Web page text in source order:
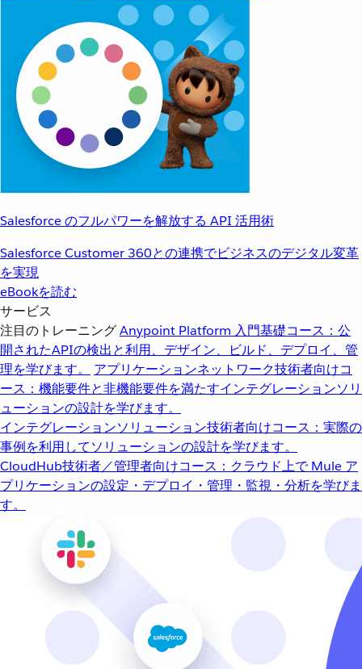
Salesforce のフルパワーを解放する API 活用術
Salesforce Customer 360との連携でビジネスのデジタル変革
を実現
eBookを読む
サービス
注目のトレーニングAnypoint Platform 入門基礎コース：公
開されたAPIの検出と利用、デザイン、ビルド、デプロイ、管
理を学びます。
アプリケーションネットワーク技術者向けコ
ース：機能要件と非機能要件を満たすインテグレーションソリ
ューションの設計を学びます。
インテグレーションソリューション技術者向けコース：実際の
事例を利用してソリューションの設計を学びます。
CloudHub技術者／管理者向けコース：クラウド上で Mule ア
プリケーションの設定・デプロイ・管理・監視・分析を学びま
す。